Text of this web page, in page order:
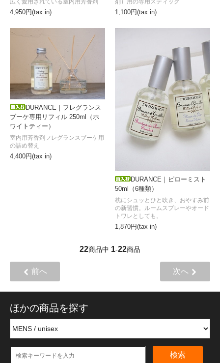
4,950円(tax in)
広く愛用されている室内用芳香剤
1,100円(tax in)
剤）用の専用スティック
DURANCE｜フレグランス
ブーケ専用リフィル 250ml（ホ
ワイトティー）
4,400円(tax in)
室内用芳香剤フレグランスブーケ用
の詰め替え
DURANCE｜ピローミスト
50ml（6種類）
1,870円(tax in)
枕にシュッとひと吹き、おやすみ前
の新習慣。ルームスプレーやオード
トワレとしても。
22商品中 1-22商品
前へ 次へ
ほかの商品を探す
検索